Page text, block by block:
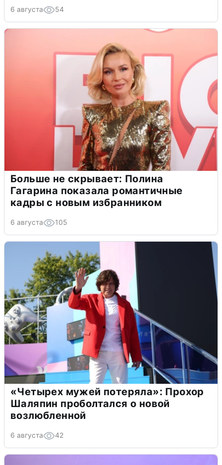
6 августа 54
Больше не скрывает: Полина
Гагарина показала романтичные
кадры с новым избранником
6 августа 105
«Четырех мужей потеряла»: Прохор
Шаляпин проболтался о новой
возлюбленной
6 августа 42